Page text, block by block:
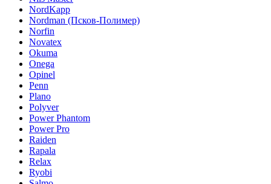
NordKapp
Nordman (Псков-Полимер)
Norfin
Novatex
Okuma
Onega
Opinel
Penn
Plano
Polyver
Power Phantom
Power Pro
Raiden
Rapala
Relax
Ryobi